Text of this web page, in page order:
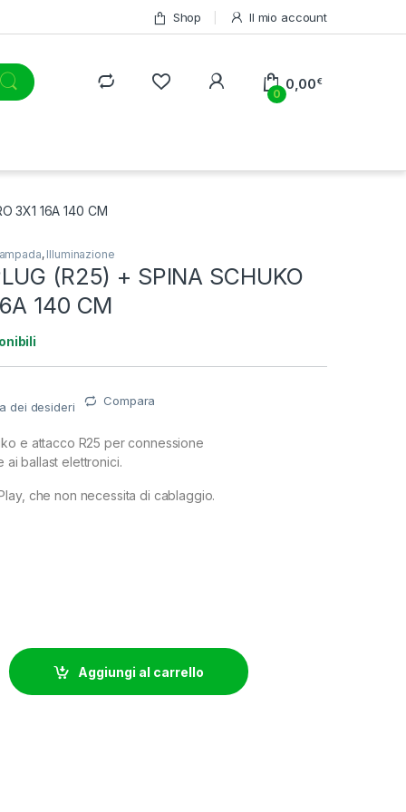
Shop Il mio account
0
0,00€
3X1 16A 140 CM
, Illuminazione
(R25) + SPINA SCHUKO
140 CM
dei desideri Compara
e attacco R25 per connessione
ai ballast elettronici.
che non necessita di cablaggio.
+ SPINA SCHUKO NERO 3X1 16A 140 CM quantity
Aggiungi al carrello